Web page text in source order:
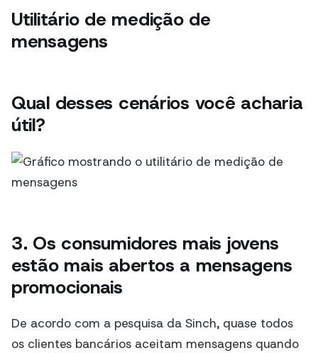
Utilitário de medição de
mensagens
Qual desses cenários você acharia
útil?
3. Os consumidores mais jovens
estão mais abertos a mensagens
promocionais
De acordo com a pesquisa da Sinch, quase todos
os clientes bancários aceitam mensagens quando